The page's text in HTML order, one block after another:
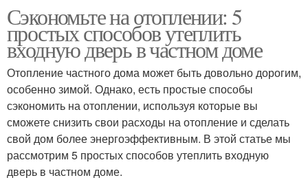
Сэкономьте на отоплении: 5
простых способов утеплить
входную дверь в частном доме
Отопление частного дома может быть довольно дорогим,
особенно зимой. Однако, есть простые способы
сэкономить на отоплении, используя которые вы
сможете снизить свои расходы на отопление и сделать
свой дом более энергоэффективным. В этой статье мы
рассмотрим 5 простых способов утеплить входную
дверь в частном доме.